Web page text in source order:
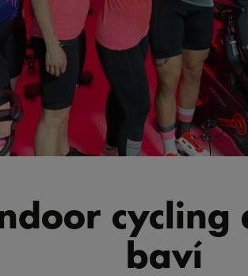
cycling
baví